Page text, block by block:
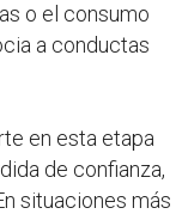
o el consumo
a conductas
en esta etapa
de confianza,
situaciones más